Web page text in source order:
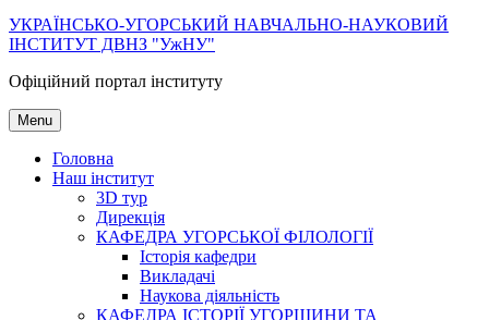
УКРАЇНСЬКО-УГОРСЬКИЙ НАВЧАЛЬНО-НАУКОВИЙ
ІНСТИТУТ ДВНЗ "УжНУ"
Офіційний портал інституту
Menu
Головна
Наш інститут
3D тур
Дирекція
КАФЕДРА УГОРСЬКОЇ ФІЛОЛОГІЇ
Історія кафедри
Викладачі
Наукова діяльність
КАФЕДРА ІСТОРІЇ УГОРЩИНИ ТА